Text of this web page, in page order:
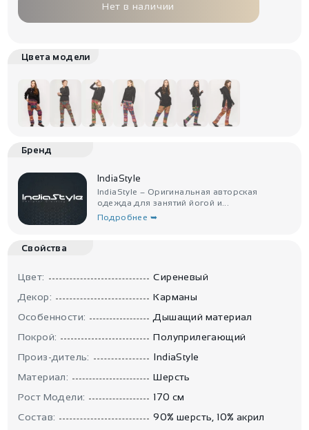
Нет в наличии
Цвета модели
Бренд
IndiaStyle
IndiaStyle – Оригинальная авторская
одежда для занятий йогой и...
Подробнее ➥
Свойства
Цвет:
Сиреневый
Декор:
Карманы
Особенности:
Дышащий материал
Покрой:
Полуприлегающий
Произ-дитель:
IndiaStyle
Материал:
Шерсть
Рост Модели:
170 см
Состав:
90% шерсть, 10% акрил